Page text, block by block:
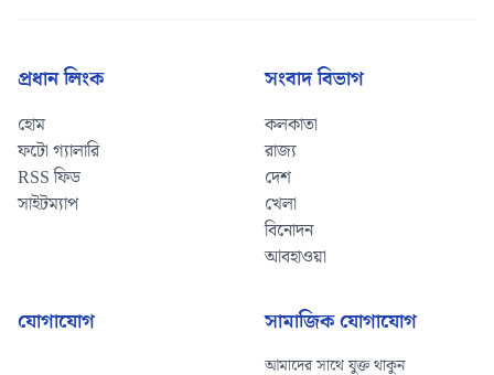
প্রধান লিংক
হোম
ফটো গ্যালারি
RSS ফিড
সাইটম্যাপ
সংবাদ বিভাগ
কলকাতা
রাজ্য
দেশ
খেলা
বিনোদন
আবহাওয়া
যোগাযোগ সামাজিক যোগাযোগ
আমাদের সাথে যুক্ত থাকুন